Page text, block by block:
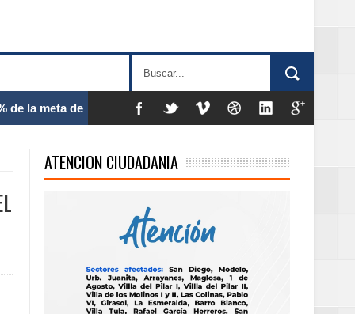
violencias
ATENCION CIUDADANIA